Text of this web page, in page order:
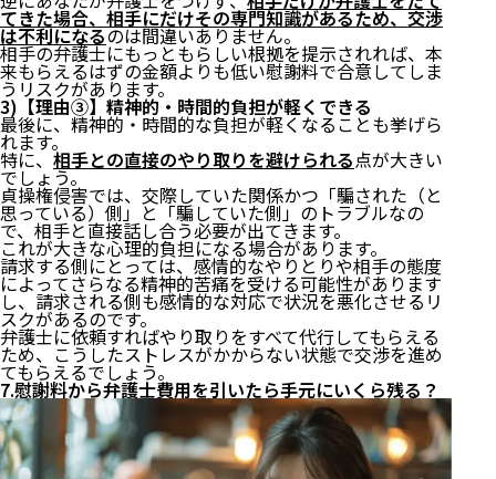
てきた場合、相手にだけその専門知識があるため、交渉
は不利になるのは間違いありません。
相手の弁護士にもっともらしい根拠を提示されれば、本
来もらえるはずの金額よりも低い慰謝料で合意してしま
うリスクがあります。
3)【理由③】精神的・時間的負担が軽くできる
最後に、精神的・時間的な負担が軽くなることも挙げら
れます。
特に、相手との直接のやり取りを避けられる点が大きい
でしょう。
貞操権侵害では、交際していた関係かつ「騙された（と
思っている）側」と「騙していた側」のトラブルなの
で、相手と直接話し合う必要が出てきます。
これが大きな心理的負担になる場合があります。
請求する側にとっては、感情的なやりとりや相手の態度
によってさらなる精神的苦痛を受ける可能性があります
し、請求される側も感情的な対応で状況を悪化させるリ
スクがあるのです。
弁護士に依頼すればやり取りをすべて代行してもらえる
ため、こうしたストレスがかからない状態で交渉を進め
てもらえるでしょう。
7.慰謝料から弁護士費用を引いたら手元にいくら残る？